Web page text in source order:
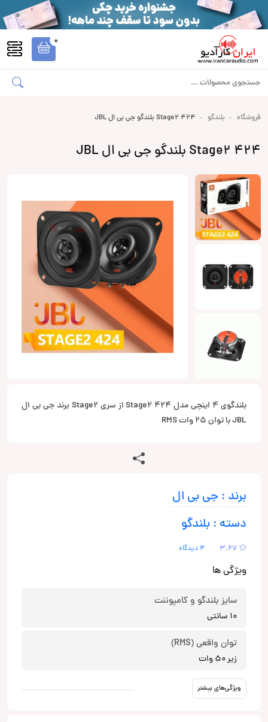
0
فروشگاه بلندگو Stage2 424 بلندگو جی بی ال JBL
Stage2 424 بلندگو جی بی ال JBL
بلندگوی 4 اینچی مدل Stage2 424 از سری Stage2 برند جی بی ال
JBL با توان 25 وات RMS
برند : جی بی ال
دسته : بلندگو
3.67 4 دیدگاه
ویژگی ها
سایز بلندگو و کامپوننت
10 سانتی
توان واقعی (RMS)
زیر 50 وات
ویژگی‌های بیشتر